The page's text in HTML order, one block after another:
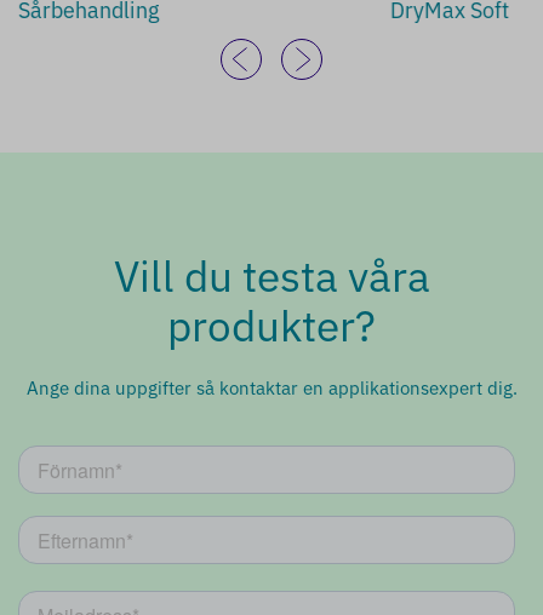
Sårbehandling DryMax Soft
Vill du testa våra
produkter?
Ange dina uppgifter så kontaktar en applikationsexpert dig.